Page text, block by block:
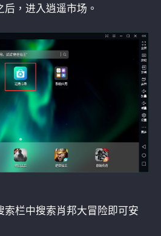
，进入逍遥市场。
索栏中搜索肖邦大冒险即可安